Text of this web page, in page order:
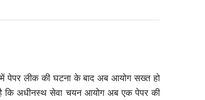
में पेपर लीक की घटना के बाद अब आयोग सख्त हो
है कि अधीनस्थ सेवा चयन आयोग अब एक पेपर की